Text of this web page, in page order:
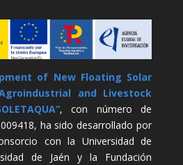
of New Floating Solar
and Livestock
, con número de
ha sido desarrollado por
con la Universidad de
de Jaén y la Fundación